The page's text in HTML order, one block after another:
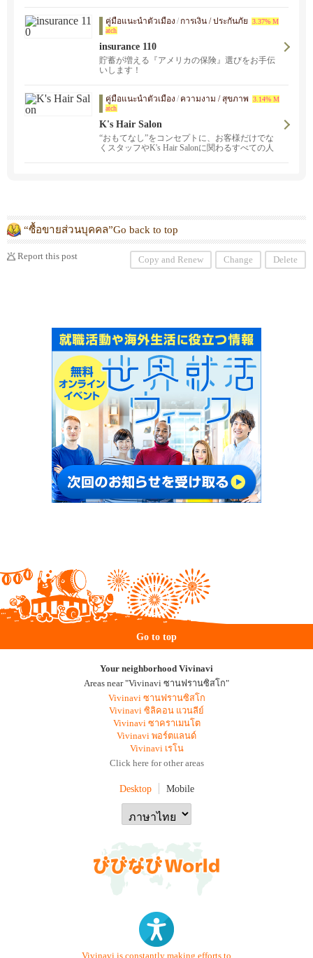
คู่มือแนะนำตัวเมือง / การเงิน / ประกันภัย
3.37% M
atch
insurance 110
貯蓄が増える『アメリカの保険』選びをお手伝
いします！
คู่มือแนะนำตัวเมือง / ความงาม / สุขภาพ
3.14% M
atch
K's Hair Salon
“おもてなし”をコンセプトに、お客様だけでな
くスタッフやK's Hair Salonに関わるすべての人
“ซื้อขายส่วนบุคคล”Go back to top
Report this post Copy and Renew Change Delete
Go to top
Your neighborhood Vivinavi
Areas near "Vivinavi ซานฟรานซิสโก"
Vivinavi ซานฟรานซิสโก
Vivinavi ซิลิคอน แวนลีย์
Vivinavi ซาคราเมนโต
Vivinavi พอร์ตแลนด์
Vivinavi เรโน
Click here for other areas
Desktop Mobile
Vivinavi is constantly making efforts to